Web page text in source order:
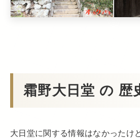
霜野大日堂 の 歴
大日堂に関する情報はなかったけ